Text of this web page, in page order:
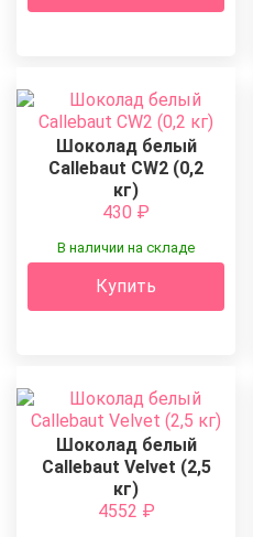
Шоколад белый
Callebaut CW2 (0,2
кг)
430 ₽
В наличии на складе
Купить
Шоколад белый
Callebaut Velvet (2,5
кг)
4552 ₽